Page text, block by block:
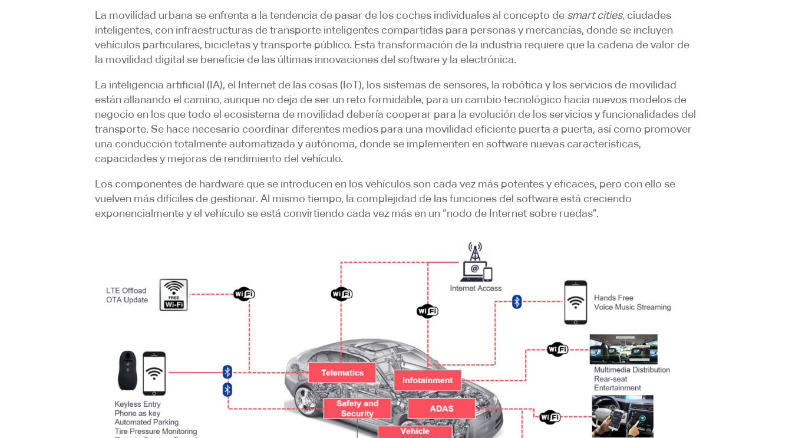
La movilidad urbana se enfrenta a la tendencia de pasar de los coches individuales al concepto de smart cities, ciudades
inteligentes, con infraestructuras de transporte inteligentes compartidas para personas y mercancías, donde se incluyen
vehículos particulares, bicicletas y transporte público. Esta transformación de la industria requiere que la cadena de valor de
la movilidad digital se beneficie de las últimas innovaciones del software y la electrónica.
La inteligencia artificial (IA), el Internet de las cosas (IoT), los sistemas de sensores, la robótica y los servicios de movilidad
están allanando el camino, aunque no deja de ser un reto formidable, para un cambio tecnológico hacia nuevos modelos de
negocio en los que todo el ecosistema de movilidad debería cooperar para la evolución de los servicios y funcionalidades del
transporte. Se hace necesario coordinar diferentes medios para una movilidad eficiente puerta a puerta, así como promover
una conducción totalmente automatizada y autónoma, donde se implementen en software nuevas características,
capacidades y mejoras de rendimiento del vehículo.
Los componentes de hardware que se introducen en los vehículos son cada vez más potentes y eficaces, pero con ello se
vuelven más difíciles de gestionar. Al mismo tiempo, la complejidad de las funciones del software está creciendo
exponencialmente y el vehículo se está convirtiendo cada vez más en un “nodo de Internet sobre ruedas”.